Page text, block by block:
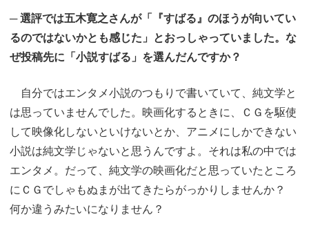
─ 選評では五木寛之さんが「『すばる』のほうが向いてい
るのではないかとも感じた」とおっしゃっていました。な
ぜ投稿先に「小説すばる」を選んだんですか？
自分ではエンタメ小説のつもりで書いていて、純文学と
は思っていませんでした。映画化するときに、ＣＧを駆使
して映像化しないといけないとか、アニメにしかできない
小説は純文学じゃないと思うんですよ。それは私の中では
エンタメ。だって、純文学の映画化だと思っていたところ
にＣＧでしゃもぬまが出てきたらがっかりしませんか？
何か違うみたいになりません？